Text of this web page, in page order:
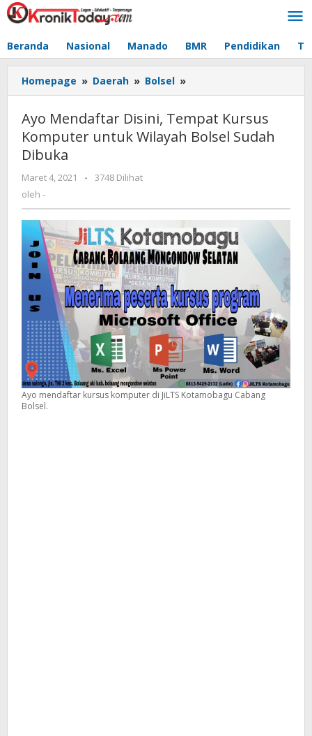
Lewati
ke
Beranda Nasional Manado BMR Pendidikan
Homepage » Daerah » Bolsel »
Mendaftar
Tempat
Kursus
Sudah
Dibuka
Ayo Mendaftar Disini, Tempat Kursus
Komputer untuk Wilayah Bolsel Sudah
Dibuka
Maret 4, 2021
oleh
-
3748 Dilihat
oleh -
Ayo mendaftar kursus komputer di JiLTS Kotamobagu Cabang
Bolsel.